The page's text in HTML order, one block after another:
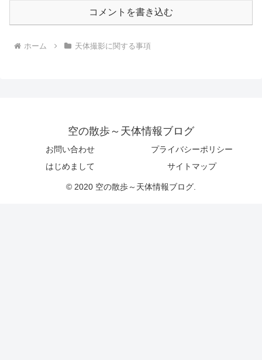
コメントを書き込む
ホーム 天体撮影に関する事項
空の散歩～天体情報ブログ
お問い合わせ
プライバシーポリシー
はじめまして
サイトマップ
© 2020 空の散歩～天体情報ブログ.